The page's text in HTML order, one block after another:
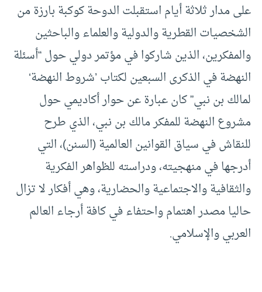
على مدار ثلاثة أيام استقبلت الدوحة كوكبة بارزة من
الشخصيات القطرية والدولية والعلماء والباحثين
والمفكرين، الذين شاركوا في مؤتمر دولي حول “أسئلة
النهضة في الذكرى السبعين لكتاب ’شروط النهضة‘
لمالك بن نبي” كان عبارة عن حوار أكاديمي حول
مشروع النهضة للمفكر مالك بن نبي، الذي طرح
للنقاش في سياق القوانين العالمية (السنن)، التي
أدرجها في منهجيته، ودراسته للظواهر الفكرية
والثقافية والاجتماعية والحضارية، وهي أفكار لا تزال
حاليا مصدر اهتمام واحتفاء في كافة أرجاء العالم
العربي والإسلامي.